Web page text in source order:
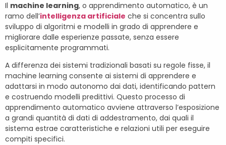
Il machine learning, o apprendimento automatico, è un
ramo dell’intelligenza artificiale che si concentra sullo
sviluppo di algoritmi e modelli in grado di apprendere e
migliorare dalle esperienze passate, senza essere
esplicitamente programmati.
A differenza dei sistemi tradizionali basati su regole fisse, il
machine learning consente ai sistemi di apprendere e
adattarsi in modo autonomo dai dati, identificando pattern
e costruendo modelli predittivi. Questo processo di
apprendimento automatico avviene attraverso l’esposizione
a grandi quantità di dati di addestramento, dai quali il
sistema estrae caratteristiche e relazioni utili per eseguire
compiti specifici.